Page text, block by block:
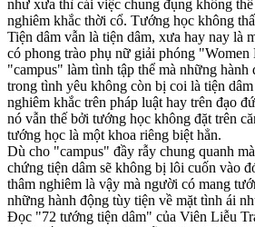
như xưa thì cái việc chung đụng không
nghiêm khắc thời cổ. Tướng học không
Tiện dâm vẫn là tiện dâm, xưa hay nay là
có phong trào phụ nữ giải phóng
"campus" làm tình tập thể mà những hành
trong tình yêu không còn bị coi là tiện
nghiêm khắc trên pháp luật hay trên đạo
nó vẫn thế bởi tướng học không đặt trên
tướng học là một khoa riêng biệt hẳn.
Dù cho "campus" đầy rẫy chung quanh
chứng tiện dâm sẽ không bị lôi cuốn vào
thâm nghiêm là vậy mà người có mang
những hành động tùy tiện về mặt tình ái
Đọc "72 tướng tiện dâm" của Viên Liễu